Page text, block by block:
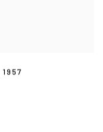
1957